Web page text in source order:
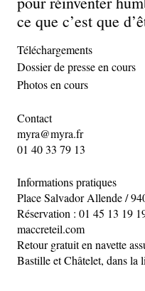
ce que c’est que
Téléchargements
Dossier de presse en cours
Photos en cours
Contact
myra@myra.fr
01 40 33 79 13
Informations pratiques
Place Salvador Allende /
Réservation : 01 45 13 19
maccreteil.com
Retour gratuit en navette
Bastille et Châtelet, dans la